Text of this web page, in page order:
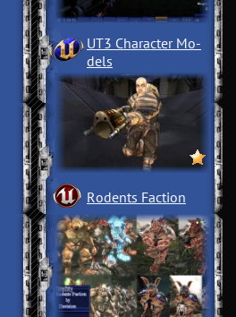
UT3 Character Mo­
dels
Rodents Faction